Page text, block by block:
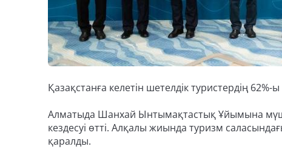
Қазақстанға келетін шетелдік туристердің
Алматыда Шанхай Ынтымақтастық Ұйымына
кездесуі өтті. Алқалы жиында туризм
қаралды.